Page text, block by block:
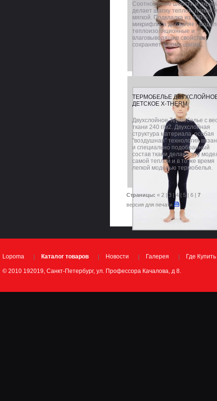
Соотношение шерсти и
делает шапку теплой, легкой и
мягкой. Подкладка из 100%
микрифлиса добавляет
теплоизоляционные и
влаговыводящие свойства,
сохраняет форму шапки...
ТЕРМОБЕЛЬЕ
ДЕТСКОЕ X-THERM
Двухслойное Термобелье с
ткани 240 г/м2. Двухслойная
структура материала, особая
"воздушная" технология
и специально подобранный
состав ткани делают эту
самой теплой и в то же время
легкой моделью термобелья.
Страницы: « 2 |3 |4| 5| 6 | 7
версия для печати
Lopoma Каталог товаров Новости Галерея Где Купить
© 2010 192019, Санкт-Петербург, ул. Профессора Качалова, д 8.